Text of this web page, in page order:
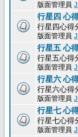
版面管理員
行星四 心
行星四心得
版面管理員
行星五 心
行星五心得
版面管理員
行星六 心
行星六心得
版面管理員
行星七 心
行星七心得
版面管理員